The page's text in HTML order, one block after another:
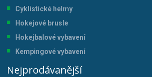
Cyklistické helmy
Hokejové brusle
Hokejbalové vybavení
Kempingové vybavení
Nejprodávanější